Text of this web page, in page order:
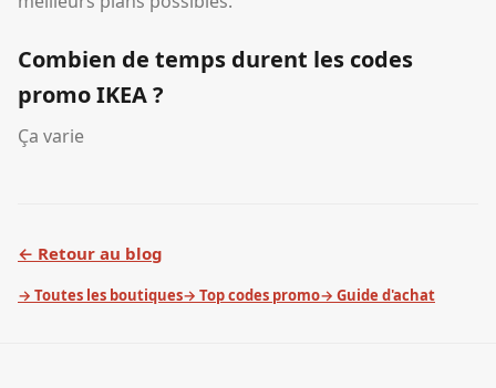
Combien de temps durent les codes
promo IKEA ?
Ça varie
← Retour au blog
→ Toutes les boutiques→ Top codes promo→ Guide d'achat